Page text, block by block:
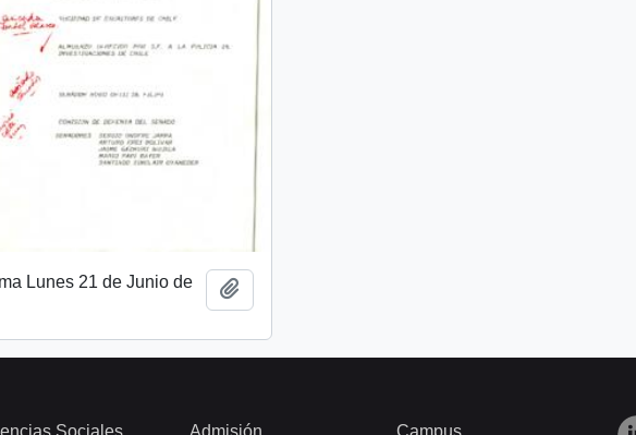
Lunes 21 de Junio de
Sociales Admisión Campus